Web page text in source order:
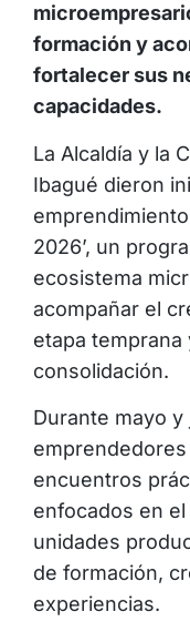
formación y
fortalecer sus
capacidades.
La Alcaldía y la
Ibagué dieron
2026’, un
ecosistema
acompañar el
etapa
consolidación.
Durante mayo y
encuentros
enfocados en
unidades
de formación,
experiencias.